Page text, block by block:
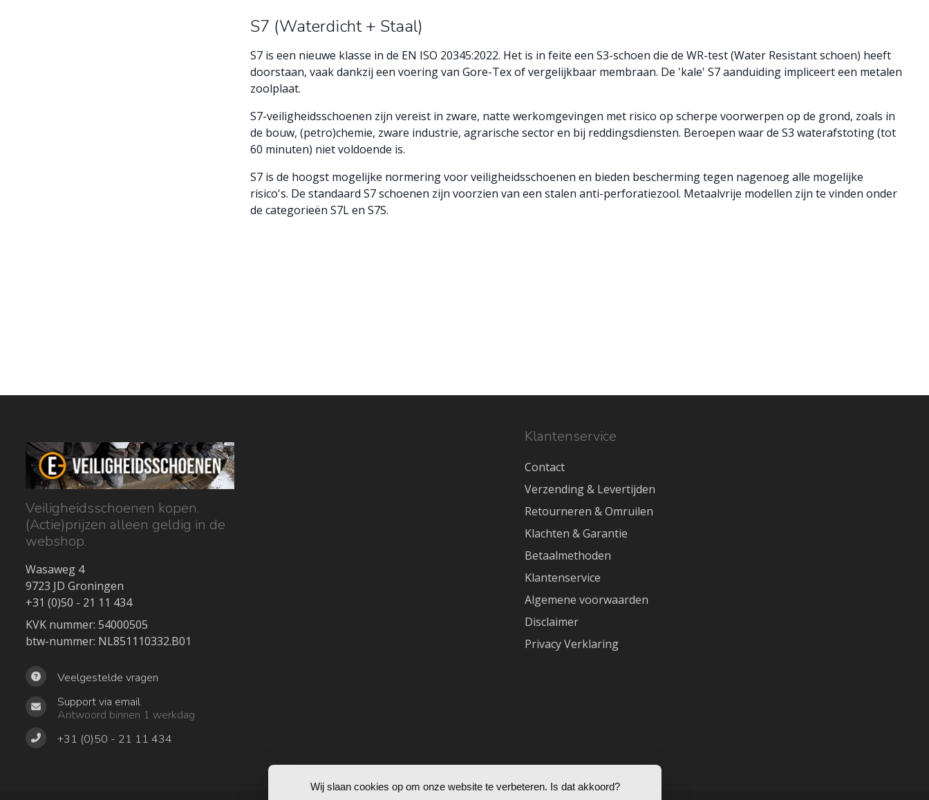
Wij slaan cookies op om onze website te verbeteren. Is dat akkoord?
S7 (Waterdicht + Staal)
S7 is een nieuwe klasse in de EN ISO 20345:2022. Het is in feite een S3-schoen die de WR-test (Water Resistant schoen) heeft
doorstaan, vaak dankzij een voering van Gore-Tex of vergelijkbaar membraan. De 'kale' S7 aanduiding impliceert een metalen
zoolplaat.
S7-veiligheidsschoenen zijn vereist in zware, natte werkomgevingen met risico op scherpe voorwerpen op de grond, zoals in
de bouw, (petro)chemie, zware industrie, agrarische sector en bij reddingsdiensten. Beroepen waar de S3 waterafstoting (tot
60 minuten) niet voldoende is.
S7 is de hoogst mogelijke normering voor veiligheidsschoenen en bieden bescherming tegen nagenoeg alle mogelijke
risico's. De standaard S7 schoenen zijn voorzien van een stalen anti-perforatiezool. Metaalvrije modellen zijn te vinden onder
de categorieën S7L en S7S.
Veiligheidsschoenen kopen.
(Actie)prijzen alleen geldig in de
webshop.
Wasaweg 4
9723 JD Groningen
+31 (0)50 - 21 11 434
KVK nummer: 54000505
btw-nummer: NL851110332.B01
Veelgestelde vragen
Support via email
Antwoord binnen 1 werkdag
+31 (0)50 - 21 11 434
Klantenservice
Contact
Verzending & Levertijden
Retourneren & Omruilen
Klachten & Garantie
Betaalmethoden
Klantenservice
Algemene voorwaarden
Disclaimer
Privacy Verklaring